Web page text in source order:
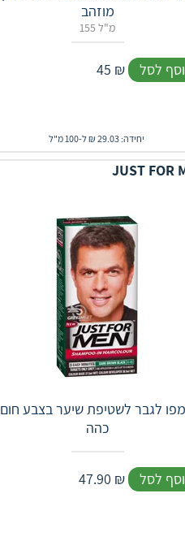
מוזהב
155 מ"ל
45 ₪ לסל
יחידה: 29.03 ₪ ל-100 מ"ל
JUST FOR
לגבר לשטיפת שיער בצבע חום
כהה
47.90 ₪ לסל